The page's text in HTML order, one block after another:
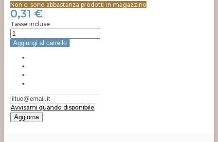
Non ci sono abbastanza prodotti in magazzino
0,31 €
Tasse incluse
Aggiungi al carrello
Avvisami quando disponibile